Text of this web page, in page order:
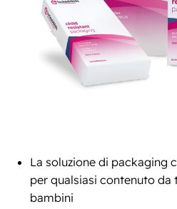
La soluzione di packaging
per qualsiasi contenuto da
bambini